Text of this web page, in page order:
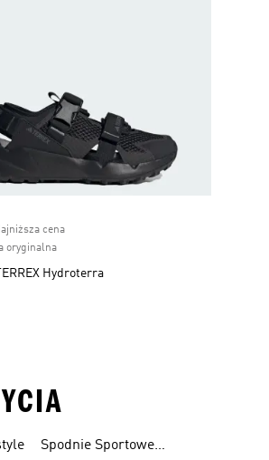
cena
oryginalna
Hydroterra
Spodnie Sportowe